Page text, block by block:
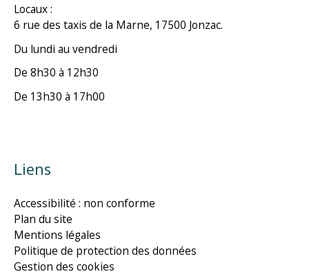
Locaux :
6 rue des taxis de la Marne, 17500 Jonzac.
Du lundi au vendredi
De 8h30 à 12h30
De 13h30 à 17h00
Liens
Accessibilité : non conforme
Plan du site
Mentions légales
Politique de protection des données
Gestion des cookies